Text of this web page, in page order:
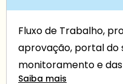
Fluxo de Trabalho,
aprovação, portal do
monitoramento e
Saiba mais